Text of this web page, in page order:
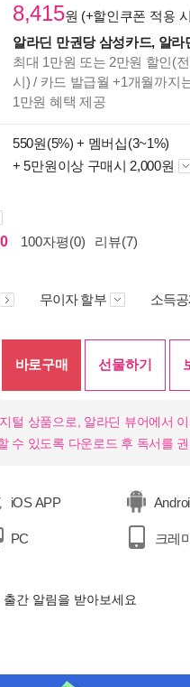
종이책의
입니다.
8,415원 (+할인쿠폰 적용
알라딘 만권당 삼성카드, 알라
최대 1만원 또는 2만원 할인(
시) / 카드 발급월 +1개월까지
1만원 혜택 제공
550원(5%) + 멤버십(3~1%)
+ 5만원이상 구매시 2,000원
100자평(0) 리뷰(7)
무이자 할부 소득
바로구매 선물하기
털 상품으로, 알라딘 뷰어에서
수 있도록 다운로드 후 독서를 권
iOS APP
PC 크레
간 알림을 받아보세요